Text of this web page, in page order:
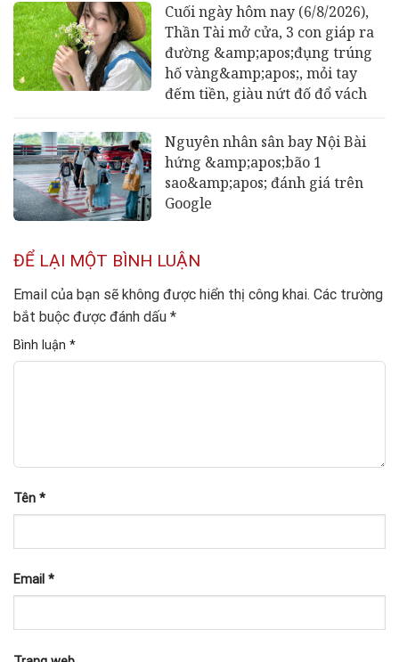
Cuối ngày hôm nay (6/8/2026),
Thần Tài mở cửa, 3 con giáp ra
đường &amp;apos;đụng trúng
hố vàng&amp;apos;, mỏi tay
đếm tiền, giàu nứt đố đổ vách
Nguyên nhân sân bay Nội Bài
hứng &amp;apos;bão 1
sao&amp;apos; đánh giá trên
Google
ĐỂ LẠI MỘT BÌNH LUẬN
Email của bạn sẽ không được hiển thị công khai. Các trường
bắt buộc được đánh dấu *
Bình luận *
Tên *
Email *